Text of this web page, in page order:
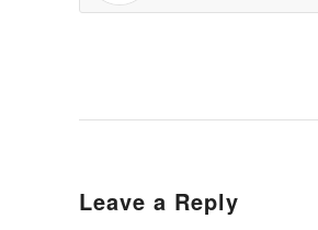
Leave a Reply